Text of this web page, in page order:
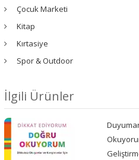
Çocuk Marketi
Kitap
Kırtasiye
Spor & Outdoor
İlgili Ürünler